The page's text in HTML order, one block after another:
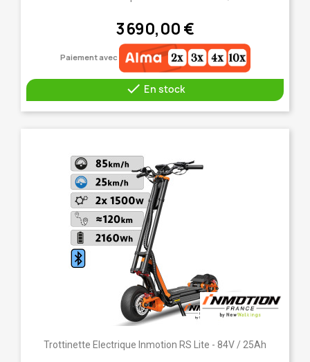
3 690,00 €
Paiement avec
 En stock
Trottinette Electrique Inmotion RS Lite - 84V / 25Ah